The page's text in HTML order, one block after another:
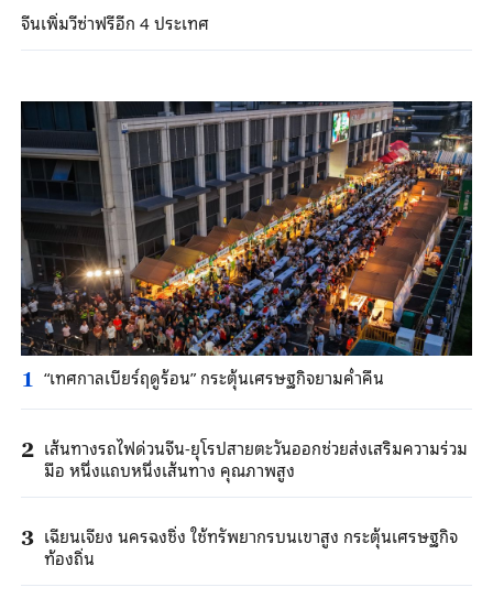
จีนเพิ่มวีซ่าฟรีอีก 4 ประเทศ
1 “เทศกาลเบียร์ฤดูร้อน” กระตุ้นเศรษฐกิจยามค่ำคืน
2 เส้นทางรถไฟด่วนจีน-ยุโรปสายตะวันออกช่วยส่งเสริมความร่วม
มือ หนึ่งแถบหนึ่งเส้นทาง คุณภาพสูง
3 เฉียนเจียง นครฉงชิ่ง ใช้ทรัพยากรบนเขาสูง กระตุ้นเศรษฐกิจ
ท้องถิ่น